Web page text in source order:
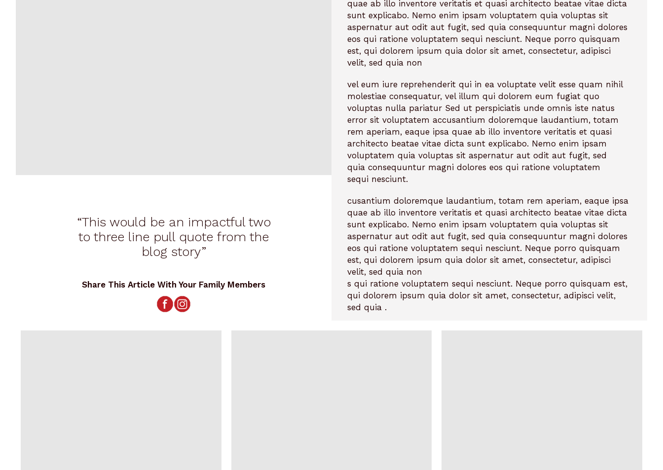
“This would be an impactful two
to three line pull quote from the
blog story”
Share This Article With Your Family Members
quae ab illo inventore veritatis et quasi architecto beatae vitae dicta
sunt explicabo. Nemo enim ipsam voluptatem quia voluptas sit
aspernatur aut odit aut fugit, sed quia consequuntur magni dolores
eos qui ratione voluptatem sequi nesciunt. Neque porro quisquam
est, qui dolorem ipsum quia dolor sit amet, consectetur, adipisci
velit, sed quia non
vel eum iure reprehenderit qui in ea voluptate velit esse quam nihil
molestiae consequatur, vel illum qui dolorem eum fugiat quo
voluptas nulla pariatur Sed ut perspiciatis unde omnis iste natus
error sit voluptatem accusantium doloremque laudantium, totam
rem aperiam, eaque ipsa quae ab illo inventore veritatis et quasi
architecto beatae vitae dicta sunt explicabo. Nemo enim ipsam
voluptatem quia voluptas sit aspernatur aut odit aut fugit, sed
quia consequuntur magni dolores eos qui ratione voluptatem
sequi nesciunt.
cusantium doloremque laudantium, totam rem aperiam, eaque ipsa
quae ab illo inventore veritatis et quasi architecto beatae vitae dicta
sunt explicabo. Nemo enim ipsam voluptatem quia voluptas sit
aspernatur aut odit aut fugit, sed quia consequuntur magni dolores
eos qui ratione voluptatem sequi nesciunt. Neque porro quisquam
est, qui dolorem ipsum quia dolor sit amet, consectetur, adipisci
velit, sed quia non
s qui ratione voluptatem sequi nesciunt. Neque porro quisquam est,
qui dolorem ipsum quia dolor sit amet, consectetur, adipisci velit,
sed quia .